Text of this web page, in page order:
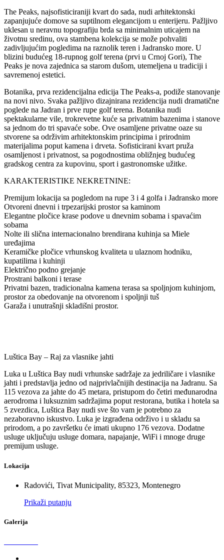
The Peaks, najsofisticiraniji kvart do sada, nudi arhitektonski
zapanjujuće domove sa suptilnom elegancijom u enterijeru. Pažljivo
uklesan u neravnu topografiju brda sa minimalnim uticajem na
životnu sredinu, ova stambena kolekcija se može pohvaliti
zadivljujućim pogledima na raznolik teren i Jadransko more. U
blizini budućeg 18-rupnog golf terena (prvi u Crnoj Gori), The
Peaks je nova zajednica sa starom dušom, utemeljena u tradiciji i
savremenoj estetici.
Botanika, prva rezidencijalna edicija The Peaks-a, podiže stanovanje
na novi nivo. Svaka pažljivo dizajnirana rezidencija nudi dramatične
poglede na Jadran i prve rupe golf terena. Botanika nudi
spektakularne vile, trokrevetne kuće sa privatnim bazenima i stanove
sa jednom do tri spavaće sobe. Ove osamljene privatne oaze su
stvorene sa održivim arhitektonskim principima i prirodnim
materijalima poput kamena i drveta. Sofisticirani kvart pruža
osamljenost i privatnost, sa pogodnostima obližnjeg budućeg
gradskog centra za kupovinu, sport i gastronomske užitke.
KARAKTERISTIKE NEKRETNINE:
Premijum lokacija sa pogledom na rupe 3 i 4 golfa i Jadransko more
Otvoreni dnevni i trpezarijski prostor sa kaminom
Elegantne pločice krase podove u dnevnim sobama i spavaćim
sobama
Nolte ili slična internacionalno brendirana kuhinja sa Miele
uređajima
Keramičke pločice vrhunskog kvaliteta u ulaznom hodniku,
kupatilima i kuhinji
Električno podno grejanje
Prostrani balkoni i terase
Privatni bazen, tradicionalna kamena terasa sa spoljnjom kuhinjom,
prostor za obedovanje na otvorenom i spoljnji tuš
Garaža i unutrašnji skladišni prostor.
Luštica Bay – Raj za vlasnike jahti
Luka u Luštica Bay nudi vrhunske sadržaje za jedriličare i vlasnike
jahti i predstavlja jedno od najprivlačnijih destinacija na Jadranu. Sa
115 vezova za jahte do 45 metara, pristupom do četiri međunarodna
aerodroma i luksuznim sadržajima poput restorana, butika i hotela sa
5 zvezdica, Luštica Bay nudi sve što vam je potrebno za
nezaboravno iskustvo. Luka je izgrađena održivo i u skladu sa
prirodom, a po završetku će imati ukupno 176 vezova. Dodatne
usluge uključuju usluge domara, napajanje, WiFi i mnoge druge
premijum usluge.
Lokacija
Radovići, Tivat Municipality, 85323, Montenegro
Prikaži putanju
Galerija